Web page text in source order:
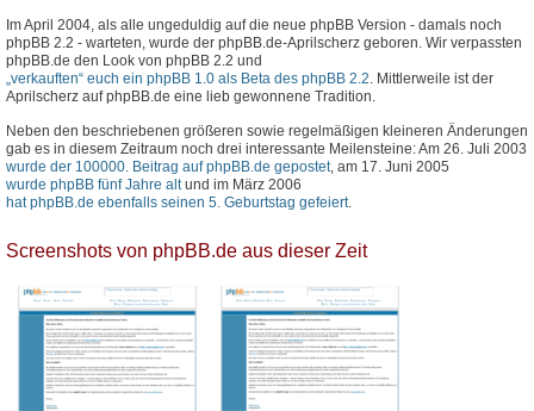
Im April 2004, als alle ungeduldig auf die neue phpBB Version - damals noch
phpBB 2.2 - warteten, wurde der phpBB.de-Aprilscherz geboren. Wir verpassten
phpBB.de den Look von phpBB 2.2 und
„verkauften“ euch ein phpBB 1.0 als Beta des phpBB 2.2. Mittlerweile ist der
Aprilscherz auf phpBB.de eine lieb gewonnene Tradition.
Neben den beschriebenen größeren sowie regelmäßigen kleineren Änderungen
gab es in diesem Zeitraum noch drei interessante Meilensteine: Am 26. Juli 2003
wurde der 100000. Beitrag auf phpBB.de gepostet, am 17. Juni 2005
wurde phpBB fünf Jahre altund im März 2006
hat phpBB.de ebenfalls seinen 5. Geburtstag gefeiert.
Screenshots von phpBB.de aus dieser Zeit